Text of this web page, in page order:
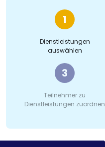
1
Dienstleistungen
auswählen
3
Teilnehmer zu
Dienstleistungen zuordnen